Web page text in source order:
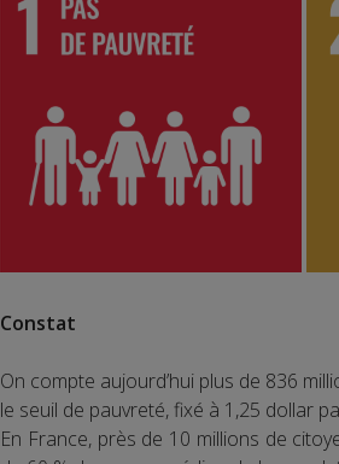
Constat
On compte aujourd’hui plus de 836
le seuil de pauvreté, fixé à 1,25 dollar
En France, près de 10 millions de